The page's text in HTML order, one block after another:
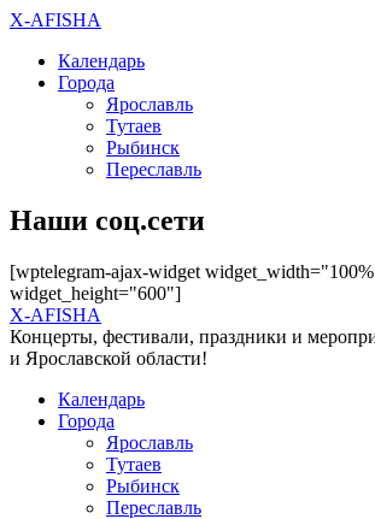
X-AFISHA
Календарь
Города
Ярославль
Тутаев
Рыбинск
Переславль
Наши соц.сети
[wptelegram-ajax-widget
widget_height="600"]
X-AFISHA
Концерты, фестивали, праздники и
и Ярославской области!
Календарь
Города
Ярославль
Тутаев
Рыбинск
Переславль